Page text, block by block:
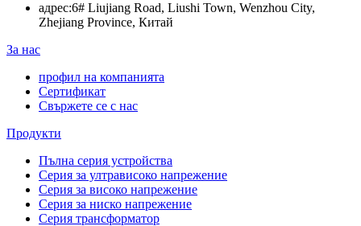
адрес:6# Liujiang Road, Liushi Town, Wenzhou City,
Zhejiang Province, Китай
За нас
профил на компанията
Сертификат
Свържете се с нас
Продукти
Пълна серия устройства
Серия за ултрависоко напрежение
Серия за високо напрежение
Серия за ниско напрежение
Серия трансформатор